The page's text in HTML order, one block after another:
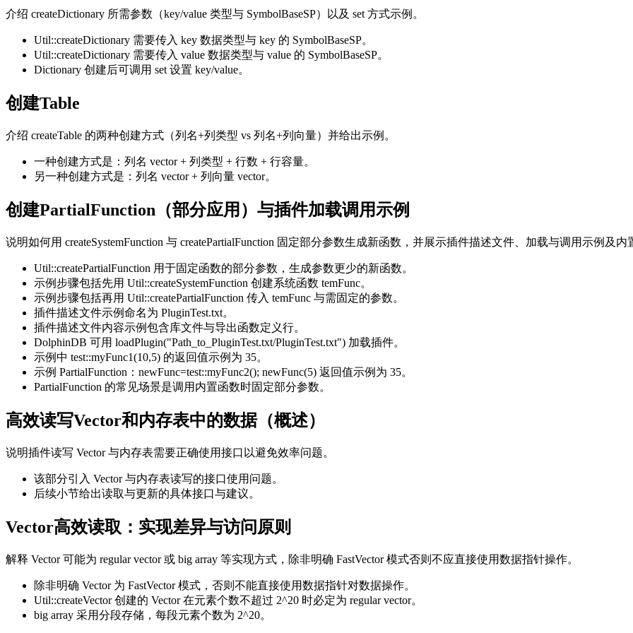
介绍 createDictionary 所需参数（key/value 类型与 SymbolBaseSP）以及 set 方式示例。
Util::createDictionary 需要传入 key 数据类型与 key 的 SymbolBaseSP。
Util::createDictionary 需要传入 value 数据类型与 value 的 SymbolBaseSP。
Dictionary 创建后可调用 set 设置 key/value。
创建Table
介绍 createTable 的两种创建方式（列名+列类型 vs 列名+列向量）并给出示例。
一种创建方式是：列名 vector + 列类型 + 行数 + 行容量。
另一种创建方式是：列名 vector + 列向量 vector。
创建PartialFunction（部分应用）与插件加载调用示例
说明如何用 createSystemFunction 与 createPartialFunction 固定部分参数生成新函数，并展示插件描述文件、加载与调用示例及内
Util::createPartialFunction 用于固定函数的部分参数，生成参数更少的新函数。
示例步骤包括先用 Util::createSystemFunction 创建系统函数 temFunc。
示例步骤包括再用 Util::createPartialFunction 传入 temFunc 与需固定的参数。
插件描述文件示例命名为 PluginTest.txt。
插件描述文件内容示例包含库文件与导出函数定义行。
DolphinDB 可用 loadPlugin("Path_to_PluginTest.txt/PluginTest.txt") 加载插件。
示例中 test::myFunc1(10,5) 的返回值示例为 35。
示例 PartialFunction：newFunc=test::myFunc2(); newFunc(5) 返回值示例为 35。
PartialFunction 的常见场景是调用内置函数时固定部分参数。
高效读写Vector和内存表中的数据（概述）
说明插件读写 Vector 与内存表需要正确使用接口以避免效率问题。
该部分引入 Vector 与内存表读写的接口使用问题。
后续小节给出读取与更新的具体接口与建议。
Vector高效读取：实现差异与访问原则
解释 Vector 可能为 regular vector 或 big array 等实现方式，除非明确 FastVector 模式否则不应直接使用数据指针操作。
除非明确 Vector 为 FastVector 模式，否则不能直接使用数据指针对数据操作。
Util::createVector 创建的 Vector 在元素个数不超过 2^20 时必定为 regular vector。
big array 采用分段存储，每段元素个数为 2^20。